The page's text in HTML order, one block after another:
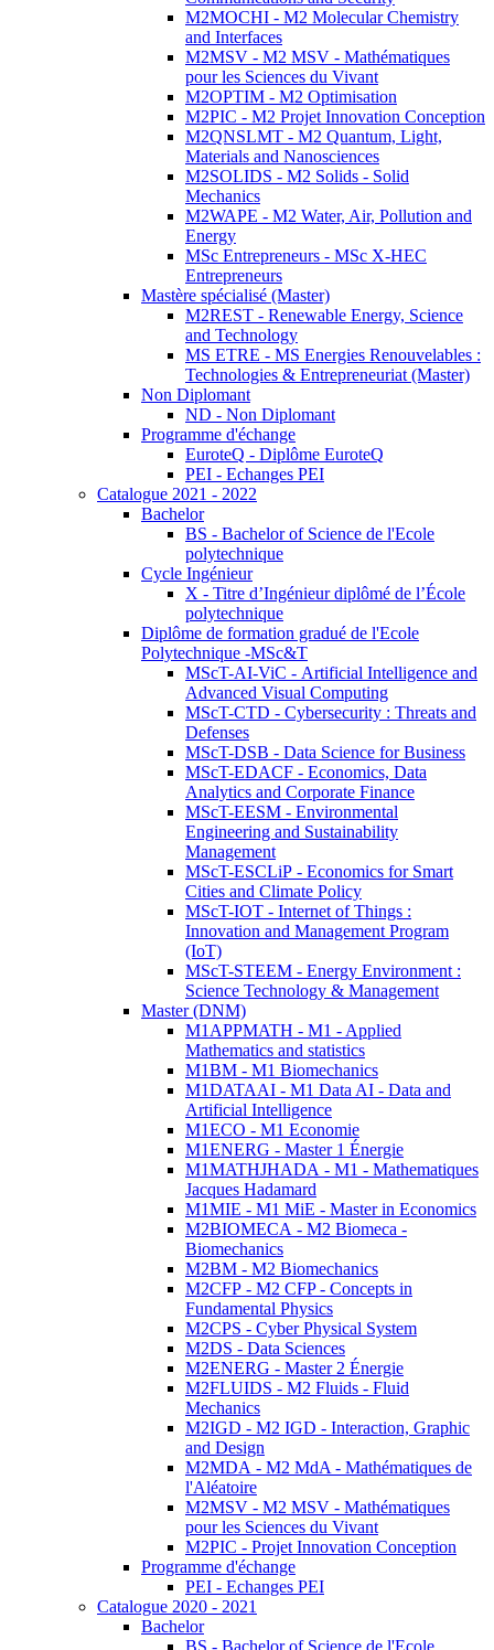
M2MOCHI - M2 Molecular Chemistry
and Interfaces
M2MSV - M2 MSV - Mathématiques
pour les Sciences du Vivant
M2OPTIM - M2 Optimisation
M2PIC - M2 Projet Innovation Conception
M2QNSLMT - M2 Quantum, Light,
Materials and Nanosciences
M2SOLIDS - M2 Solids - Solid
Mechanics
M2WAPE - M2 Water, Air, Pollution and
Energy
MSc Entrepreneurs - MSc X-HEC
Entrepreneurs
Mastère spécialisé (Master)
M2REST - Renewable Energy, Science
and Technology
MS ETRE - MS Energies Renouvelables :
Technologies & Entrepreneuriat (Master)
Non Diplomant
ND - Non Diplomant
Programme d'échange
EuroteQ - Diplôme EuroteQ
PEI - Echanges PEI
Catalogue 2021 - 2022
Bachelor
BS - Bachelor of Science de l'Ecole
polytechnique
Cycle Ingénieur
X - Titre d’Ingénieur diplômé de l’École
polytechnique
Diplôme de formation gradué de l'Ecole
Polytechnique -MSc&T
MScT-AI-ViC - Artificial Intelligence and
Advanced Visual Computing
MScT-CTD - Cybersecurity : Threats and
Defenses
MScT-DSB - Data Science for Business
MScT-EDACF - Economics, Data
Analytics and Corporate Finance
MScT-EESM - Environmental
Engineering and Sustainability
Management
MScT-ESCLiP - Economics for Smart
Cities and Climate Policy
MScT-IOT - Internet of Things :
Innovation and Management Program
(IoT)
MScT-STEEM - Energy Environment :
Science Technology & Management
Master (DNM)
M1APPMATH - M1 - Applied
Mathematics and statistics
M1BM - M1 Biomechanics
M1DATAAI - M1 Data AI - Data and
Artificial Intelligence
M1ECO - M1 Economie
M1ENERG - Master 1 Énergie
M1MATHJHADA - M1 - Mathematiques
Jacques Hadamard
M1MIE - M1 MiE - Master in Economics
M2BIOMECA - M2 Biomeca -
Biomechanics
M2BM - M2 Biomechanics
M2CFP - M2 CFP - Concepts in
Fundamental Physics
M2CPS - Cyber Physical System
M2DS - Data Sciences
M2ENERG - Master 2 Énergie
M2FLUIDS - M2 Fluids - Fluid
Mechanics
M2IGD - M2 IGD - Interaction, Graphic
and Design
M2MDA - M2 MdA - Mathématiques de
l'Aléatoire
M2MSV - M2 MSV - Mathématiques
pour les Sciences du Vivant
M2PIC - Projet Innovation Conception
Programme d'échange
PEI - Echanges PEI
Catalogue 2020 - 2021
Bachelor
BS - Bachelor of Science de l'Ecole